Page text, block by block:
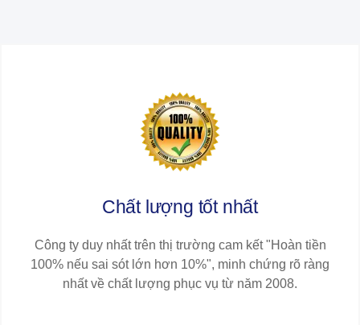
Chất lượng tốt nhất
Công ty duy nhất trên thị trường cam kết "Hoàn tiền
100% nếu sai sót lớn hơn 10%", minh chứng rõ ràng
nhất về chất lượng phục vụ từ năm 2008.